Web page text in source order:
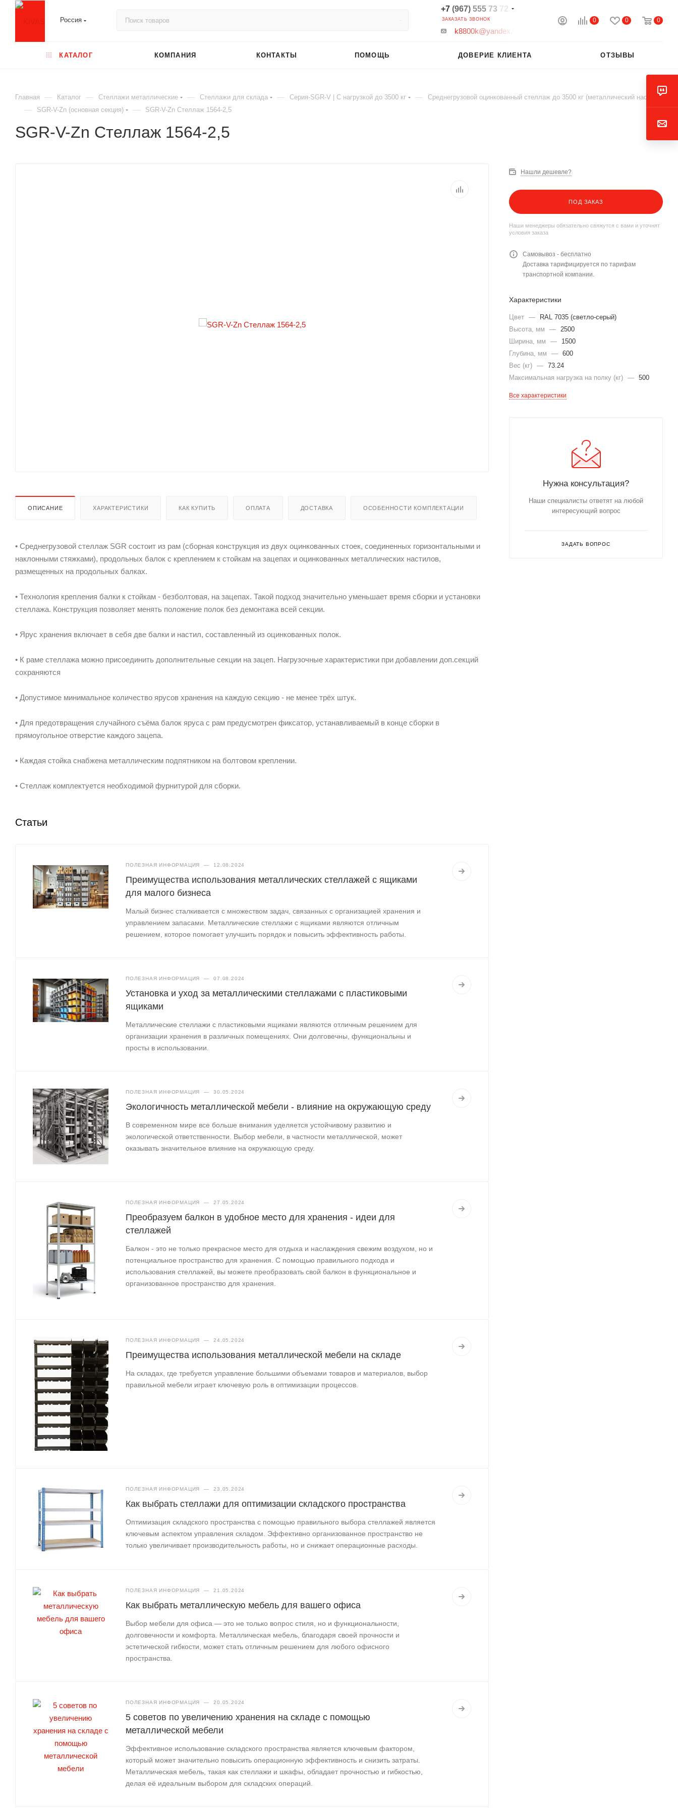
Россия 0 0 0
+7 (967) 555 73
ЗАКАЗАТЬ ЗВОНОК
k8800k@yandex
КАТАЛОГ КОМПАНИЯ КОНТАКТЫ ПОМОЩЬ ДОВЕРИЕ КЛИЕНТА ОТЗЫВЫ
Главная — Каталог — Стеллажи металлические — Стеллажи для склада — Серия-SGR-V | С нагрузкой до 3500 кг — Среднегрузовой оцинкованный стеллаж до 3500 кг (металлический настил)
— SGR-V-Zn (основная секция) — SGR-V-Zn Стеллаж 1564-2,5
SGR-V-Zn Стеллаж 1564-2,5
ОПИСАНИЕ ХАРАКТЕРИСТИКИ КАК КУПИТЬ ОПЛАТА ДОСТАВКА ОСОБЕННОСТИ КОМПЛЕКТАЦИИ
• Среднегрузовой стеллаж SGR состоит из рам (сборная конструкция из двух оцинкованных стоек, соединенных горизонтальными и
наклонными стяжками), продольных балок с креплением к стойкам на зацепах и оцинкованных металлических настилов,
размещенных на продольных балках.
• Технология крепления балки к стойкам - безболтовая, на зацепах. Такой подход значительно уменьшает время сборки и установки
стеллажа. Конструкция позволяет менять положение полок без демонтажа всей секции.
• Ярус хранения включает в себя две балки и настил, составленный из оцинкованных полок.
• К раме стеллажа можно присоединить дополнительные секции на зацеп. Нагрузочные характеристики при добавлении доп.секций
сохраняются
• Допустимое минимальное количество ярусов хранения на каждую секцию - не менее трёх штук.
• Для предотвращения случайного съёма балок яруса с рам предусмотрен фиксатор, устанавливаемый в конце сборки в
прямоугольное отверстие каждого зацепа.
• Каждая стойка снабжена металлическим подпятником на болтовом креплении.
• Стеллаж комплектуется необходимой фурнитурой для сборки.
Статьи
ПОЛЕЗНАЯ ИНФОРМАЦИЯ — 12.08.2024
Преимущества использования металлических стеллажей с ящиками
для малого бизнеса
Малый бизнес сталкивается с множеством задач, связанных с организацией хранения и
управлением запасами. Металлические стеллажи с ящиками являются отличным
решением, которое помогает улучшить порядок и повысить эффективность работы.
ПОЛЕЗНАЯ ИНФОРМАЦИЯ — 07.08.2024
Установка и уход за металлическими стеллажами с пластиковыми
ящиками
Металлические стеллажи с пластиковыми ящиками являются отличным решением для
организации хранения в различных помещениях. Они долговечны, функциональны и
просты в использовании.
ПОЛЕЗНАЯ ИНФОРМАЦИЯ — 30.05.2024
Экологичность металлической мебели - влияние на окружающую среду
В современном мире все больше внимания уделяется устойчивому развитию и
экологической ответственности. Выбор мебели, в частности металлической, может
оказывать значительное влияние на окружающую среду.
ПОЛЕЗНАЯ ИНФОРМАЦИЯ — 27.05.2024
Преобразуем балкон в удобное место для хранения - идеи для
стеллажей
Балкон - это не только прекрасное место для отдыха и наслаждения свежим воздухом, но и
потенциальное пространство для хранения. С помощью правильного подхода и
использования стеллажей, вы можете преобразовать свой балкон в функциональное и
организованное пространство для хранения.
ПОЛЕЗНАЯ ИНФОРМАЦИЯ — 24.05.2024
Преимущества использования металлической мебели на складе
На складах, где требуется управление большими объемами товаров и материалов, выбор
правильной мебели играет ключевую роль в оптимизации процессов.
ПОЛЕЗНАЯ ИНФОРМАЦИЯ — 23.05.2024
Как выбрать стеллажи для оптимизации складского пространства
Оптимизация складского пространства с помощью правильного выбора стеллажей является
ключевым аспектом управления складом. Эффективно организованное пространство не
только увеличивает производительность работы, но и снижает операционные расходы.
ПОЛЕЗНАЯ ИНФОРМАЦИЯ — 21.05.2024
Как выбрать металлическую мебель для вашего офиса
Выбор мебели для офиса — это не только вопрос стиля, но и функциональности,
долговечности и комфорта. Металлическая мебель, благодаря своей прочности и
эстетической гибкости, может стать отличным решением для любого офисного
пространства.
ПОЛЕЗНАЯ ИНФОРМАЦИЯ — 20.05.2024
5 советов по увеличению хранения на складе с помощью
металлической мебели
Эффективное использование складского пространства является ключевым фактором,
который может значительно повысить операционную эффективность и снизить затраты.
Металлическая мебель, такая как стеллажи и шкафы, обладает прочностью и гибкостью,
делая её идеальным выбором для складских операций.
Нашли дешевле?
ПОД ЗАКАЗ
Наши менеджеры обязательно свяжутся с вами и уточнят
условия заказа
Самовывоз - бесплатно
Доставка тарифицируется по тарифам
транспортной компании.
Характеристики
Цвет —
RAL 7035 (светло-серый)
Высота, мм
— 2500
Ширина, мм
—
1500
Глубина, мм
— 600
Вес (кг) — 73.24
Максимальная нагрузка на полку (кг) — 500
Все характеристики
Нужна консультация?
Наши специалисты ответят на любой
интересующий вопрос
ЗАДАТЬ ВОПРОС